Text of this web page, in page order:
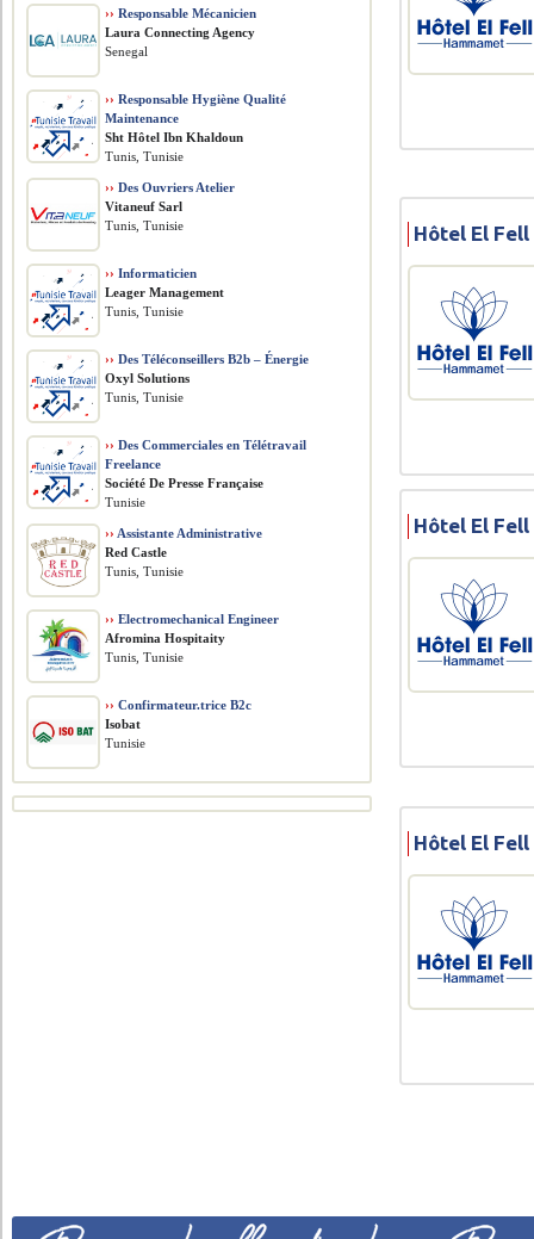
Hôtel El
Hôtel El
Hôtel El
›› Responsable Mécanicien
Laura Connecting Agency
Senegal
›› Responsable Hygiène Qualité
Maintenance
Sht Hôtel Ibn Khaldoun
Tunis, Tunisie
›› Des Ouvriers Atelier
Vitaneuf Sarl
Tunis, Tunisie
›› Informaticien
Leager Management
Tunis, Tunisie
›› Des Téléconseillers B2b – Énergie
Oxyl Solutions
Tunis, Tunisie
›› Des Commerciales en Télétravail
Freelance
Société De Presse Française
Tunisie
›› Assistante Administrative
Red Castle
Tunis, Tunisie
›› Electromechanical Engineer
Afromina Hospitaity
Tunis, Tunisie
›› Confirmateur.trice B2c
Isobat
Tunisie